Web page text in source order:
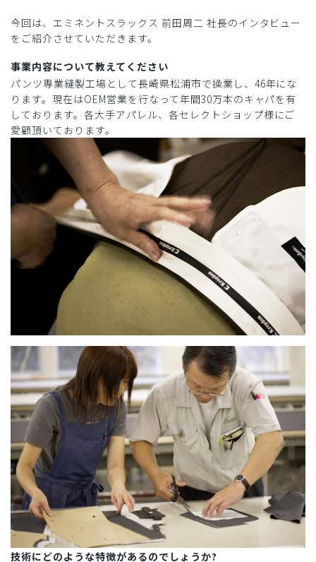
今回は、エミネントスラックス 前田周二 社長のインタビュー
をご紹介させていただきます。
事業内容について教えてください
パンツ専業縫製工場として長崎県松浦市で操業し、46年にな
ります。現在はOEM営業を行なって年間30万本のキャパを有
しております。各大手アパレル、各セレクトショップ様にご
愛顧頂いております。
技術にどのような特徴があるのでしょうか?